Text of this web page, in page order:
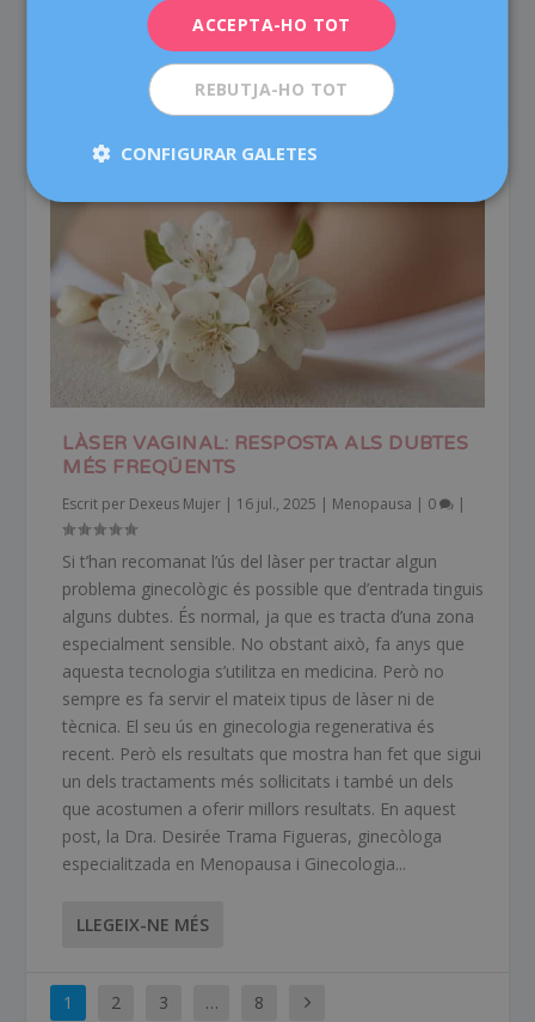
LLEGEIX-NE MÉS
LÀSER VAGINAL: RESPOSTA ALS DUBTES
MÉS FREQÜENTS
Escrit per Dexeus Mujer | 16 jul., 2025 | Menopausa | 0 |
Si t’han recomanat l’ús del làser per tractar algun
problema ginecològic és possible que d’entrada tinguis
alguns dubtes. És normal, ja que es tracta d’una zona
especialment sensible. No obstant això, fa anys que
aquesta tecnologia s’utilitza en medicina. Però no
sempre es fa servir el mateix tipus de làser ni de
tècnica. El seu ús en ginecologia regenerativa és
recent. Però els resultats que mostra han fet que sigui
un dels tractaments més sol·licitats i també un dels
que acostumen a oferir millors resultats. En aquest
post, la Dra. Desirée Trama Figueras, ginecòloga
especialitzada en Menopausa i Ginecologia...
LLEGEIX-NE MÉS
1 2 3 … 8
ACCEPTA-HO TOT
REBUTJA-HO TOT
CONFIGURAR GALETES